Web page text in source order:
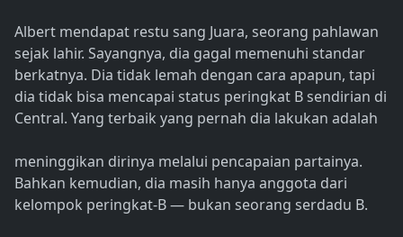
Albert mendapat restu sang Juara, seorang pahlawan
sejak lahir. Sayangnya, dia gagal memenuhi standar
berkatnya. Dia tidak lemah dengan cara apapun, tapi
dia tidak bisa mencapai status peringkat B sendirian di
Central. Yang terbaik yang pernah dia lakukan adalah
meninggikan dirinya melalui pencapaian partainya.
Bahkan kemudian, dia masih hanya anggota dari
kelompok peringkat-B — bukan seorang serdadu B.